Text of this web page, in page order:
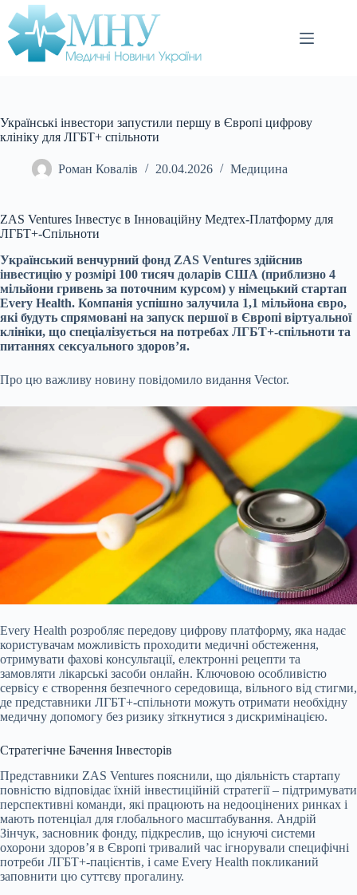
Перейти
до
вмісту
Українські інвестори запустили першу в Європі цифрову
клініку для ЛГБТ+ спільноти
Роман Ковалів 20.04.2026 Медицина
ZAS Ventures Інвестує в Інноваційну Медтех-Платформу для
ЛГБТ+-Спільноти
Український венчурний фонд ZAS Ventures здійснив
інвестицію у розмірі 100 тисяч доларів США (приблизно 4
мільйони гривень за поточним курсом) у німецький стартап
Every Health. Компанія успішно залучила 1,1 мільйона євро,
які будуть спрямовані на запуск першої в Європі віртуальної
клініки, що спеціалізується на потребах ЛГБТ+-спільноти та
питаннях сексуального здоров’я.
Про цю важливу новину повідомило видання Vector.
Every Health розробляє передову цифрову платформу, яка надає
користувачам можливість проходити медичні обстеження,
отримувати фахові консультації, електронні рецепти та
замовляти лікарські засоби онлайн. Ключовою особливістю
сервісу є створення безпечного середовища, вільного від стигми,
де представники ЛГБТ+-спільноти можуть отримати необхідну
медичну допомогу без ризику зіткнутися з дискримінацією.
Стратегічне Бачення Інвесторів
Представники ZAS Ventures пояснили, що діяльність стартапу
повністю відповідає їхній інвестиційній стратегії – підтримувати
перспективні команди, які працюють на недооцінених ринках і
мають потенціал для глобального масштабування. Андрій
Зінчук, засновник фонду, підкреслив, що існуючі системи
охорони здоров’я в Європі тривалий час ігнорували специфічні
потреби ЛГБТ+-пацієнтів, і саме Every Health покликаний
заповнити цю суттєву прогалину.